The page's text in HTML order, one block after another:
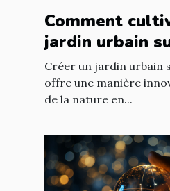
Comment
jardin urbain
balcon
Créer un jardin urbain
offre une manière
de la nature en...